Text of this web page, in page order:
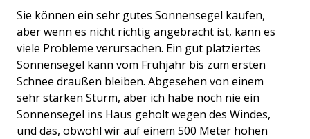
Sie können ein sehr gutes Sonnensegel kaufen,
aber wenn es nicht richtig angebracht ist, kann es
viele Probleme verursachen. Ein gut platziertes
Sonnensegel kann vom Frühjahr bis zum ersten
Schnee draußen bleiben. Abgesehen von einem
sehr starken Sturm, aber ich habe noch nie ein
Sonnensegel ins Haus geholt wegen des Windes,
und das, obwohl wir auf einem 500 Meter hohen